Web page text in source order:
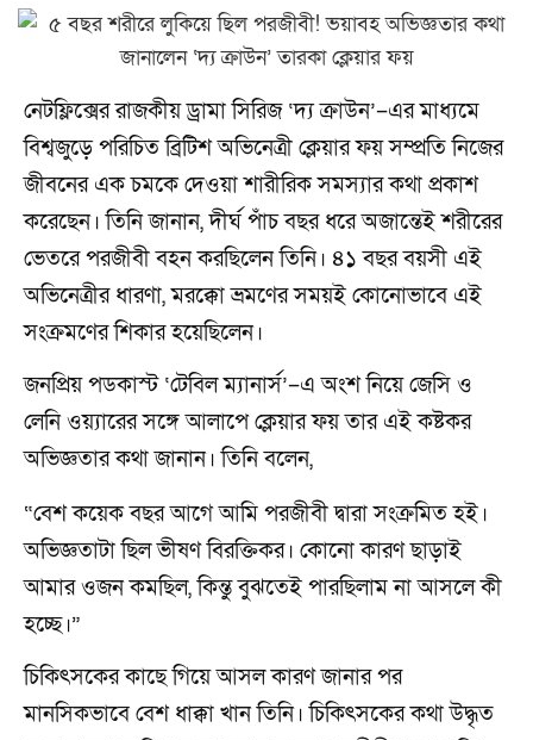
নেটফ্লিক্সের রাজকীয় ড্রামা সিরিজ ‘দ্য ক্রাউন’–এর মাধ্যমে
বিশ্বজুড়ে পরিচিত ব্রিটিশ অভিনেত্রী ক্লেয়ার ফয় সম্প্রতি নিজের
জীবনের এক চমকে দেওয়া শারীরিক সমস্যার কথা প্রকাশ
করেছেন। তিনি জানান, দীর্ঘ পাঁচ বছর ধরে অজান্তেই শরীরের
ভেতরে পরজীবী বহন করছিলেন তিনি। ৪১ বছর বয়সী এই
অভিনেত্রীর ধারণা, মরক্কো ভ্রমণের সময়ই কোনোভাবে এই
সংক্রমণের শিকার হয়েছিলেন।
জনপ্রিয় পডকাস্ট ‘টেবিল ম্যানার্স’–এ অংশ নিয়ে জেসি ও
লেনি ওয়্যারের সঙ্গে আলাপে ক্লেয়ার ফয় তার এই কষ্টকর
অভিজ্ঞতার কথা জানান। তিনি বলেন,
“বেশ কয়েক বছর আগে আমি পরজীবী দ্বারা সংক্রমিত হই।
অভিজ্ঞতাটা ছিল ভীষণ বিরক্তিকর। কোনো কারণ ছাড়াই
আমার ওজন কমছিল, কিন্তু বুঝতেই পারছিলাম না আসলে কী
হচ্ছে।”
চিকিৎসকের কাছে গিয়ে আসল কারণ জানার পর
মানসিকভাবে বেশ ধাক্কা খান তিনি। চিকিৎসকের কথা উদ্ধৃত